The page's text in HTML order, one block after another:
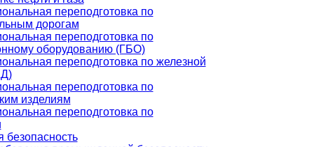
переподготовка по
дорогам
переподготовка по
оборудованию (ГБО)
переподготовка по железной
переподготовка по
изделиям
переподготовка по